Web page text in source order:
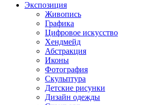
Экспозиция
Живопись
Графика
Цифровое искусство
Хендмейд
Абстракция
Иконы
Фотография
Скульптура
Детские рисунки
Дизайн одежды